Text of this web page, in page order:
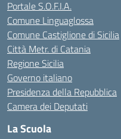
Portale S.O.F.I.A.
Comune Linguaglossa
Comune Castiglione di Sicilia
Città Metr. di Catania
Regione Sicilia
Governo italiano
Presidenza della Repubblica
Camera dei Deputati
La Scuola